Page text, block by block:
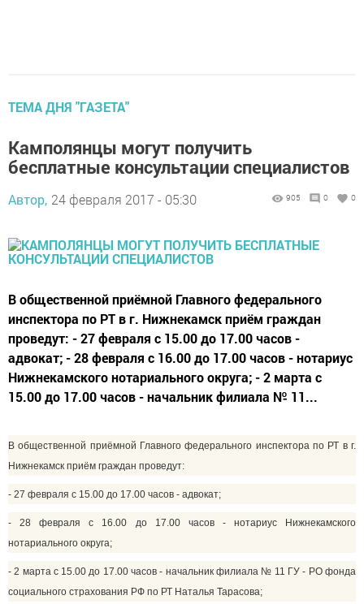
ТЕМА ДНЯ "ГАЗЕТА"
Камполянцы могут получить
бесплатные консультации специалистов
Автор, 24 февраля 2017 - 05:30 905 0 0
В общественной приёмной Главного федерального
инспектора по РТ в г. Нижнекамск приём граждан
проведут: - 27 февраля с 15.00 до 17.00 часов -
адвокат; - 28 февраля с 16.00 до 17.00 часов - нотариус
Нижнекамского нотариального округа; - 2 марта с
15.00 до 17.00 часов - начальник филиала № 11...
В общественной приёмной Главного федерального инспектора по РТ в г.
Нижнекамск приём граждан проведут:
- 27 февраля с 15.00 до 17.00 часов - адвокат;
- 28 февраля с 16.00 до 17.00 часов - нотариус
Нижнекамского
нотариального округа;
- 2 марта с 15.00 до 17.00 часов - начальник филиала № 11 ГУ - РО фонда
социального страхования РФ по РТ Наталья Тарасова;